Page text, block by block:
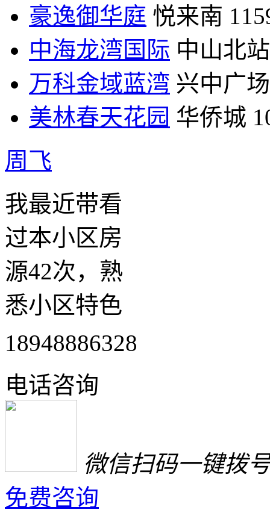
豪逸御华庭 悦来南
中海龙湾国际 中山北站
万科金域蓝湾 兴中广场
美林春天花园 华侨城
周飞
我最近带看
过本小区房
源42次，熟
悉小区特色
18948886328
电话咨询
微信扫码一键拨
免费咨询